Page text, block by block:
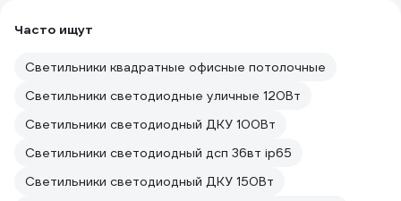
Часто ищут
Светильники квадратные офисные потолочные
Светильники светодиодные уличные 120Вт
Светильники светодиодный ДКУ 100Вт
Светильники светодиодный дсп 36вт ip65
Светильники светодиодный ДКУ 150Вт